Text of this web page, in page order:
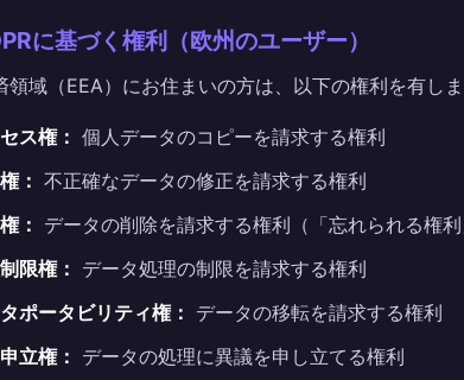
に基づく権利（欧州のユーザー）
領域（EEA）にお住まいの方は、以下の権利を有しま
ス権： 個人データのコピーを請求する権利
： 不正確なデータの修正を請求する権利
： データの削除を請求する権利（「忘れられる権利
限権： データ処理の制限を請求する権利
ポータビリティ権： データの移転を請求する権利
立権： データの処理に異議を申し立てる権利